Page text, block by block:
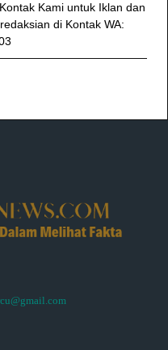
Kami untuk Iklan dan
di Kontak WA: